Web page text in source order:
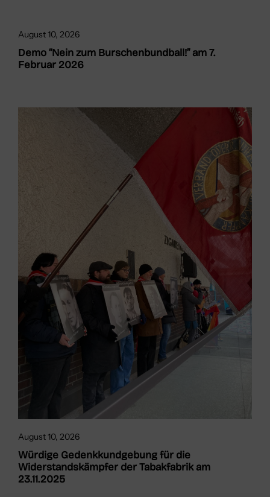
August 10, 2026
Demo “Nein zum Burschenbundball!” am 7.
Februar 2026
August 10, 2026
Würdige Gedenkkundgebung für die
Widerstandskämpfer der Tabakfabrik am
23.11.2025